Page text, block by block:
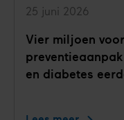
Vier miljoen
en diabetes
25 juni 2026